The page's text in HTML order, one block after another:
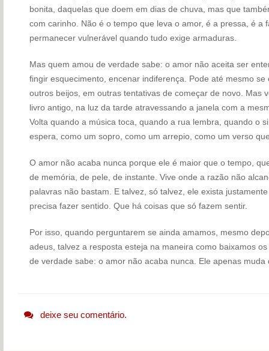
bonita, daquelas que doem em dias de chuva, mas que
com carinho. Não é o tempo que leva o amor, é a pressa, é a
permanecer vulnerável quando tudo exige armaduras.
Mas quem amou de verdade sabe: o amor não aceita ser
fingir esquecimento, encenar indiferença. Pode até mesmo
outros beijos, em outras tentativas de começar de novo. Mas
livro antigo, na luz da tarde atravessando a janela com a
Volta quando a música toca, quando a rua lembra, quando o
espera, como um sopro, como um arrepio, como um verso
O amor não acaba nunca porque ele é maior que o tempo,
de memória, de pele, de instante. Vive onde a razão não
palavras não bastam. E talvez, só talvez, ele exista
precisa fazer sentido. Que há coisas que só fazem sentir.
Por isso, quando perguntarem se ainda amamos, mesmo
adeus, talvez a resposta esteja na maneira como baixamos
de verdade sabe: o amor não acaba nunca. Ele apenas
deixe seu comentário.